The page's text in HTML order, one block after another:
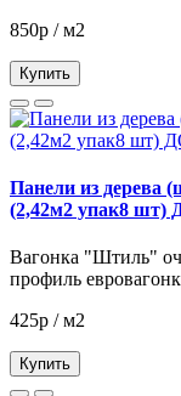
850р / м2
Купить
Панели из дерева
(2,42м2 упак8 шт)
Вагонка "Штиль"
профиль
425р / м2
Купить